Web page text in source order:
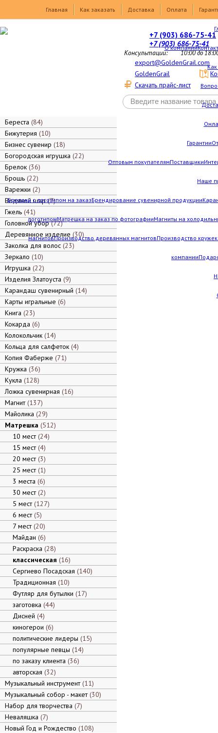
Главная
Как заказать Доставка Оплата
О компании
Как
Гарантии
Оптовым покупателямПоставщики
Наше
Брелоки с логотипом на заказБрендирование сувенирной продукции
логотипомМатрешка на заказ по фотографииМагниты на
магнитовПроизводство деревянных магнитовПроизводство
компании
+7 (903) 686-75-41
+7 (903) 686-75-41
Консультации: 10:00 до
export@GoldenGrail.com
GoldenGrail
Скачать прайс-лист
Береста 84
Бижутерия 10
Бизнес сувенир 18
Богородская игрушка 22
Брелок 36
Брошь 22
Варежки 2
Водяной шар 7
Гжель 41
Головной убор 72
Деревянное изделие 30
Заколка для волос 23
Зеркало 10
Игрушка 22
Изделия Златоуста 9
Карандаш сувенирный 14
Карты игральные 6
Книга 23
Кокарда 6
Колокольчик 14
Кольца для салфеток 4
Копия Фаберже 71
Кружка 36
Кукла 128
Ложка сувенирная 16
Магнит 137
Майолика 29
Матрешка 512
10 мест 24
15 мест 4
20 мест 3
25 мест 1
3 места 6
30 мест 2
5 мест 127
6 мест 5
7 мест 20
Майдан 6
Раскраска 28
классическая 16
Сергиево Посадская 140
Традиционная 10
Футляр для бутылки 17
заготовка 44
Дисней 4
киногерои 6
политические лидеры 15
популярные певцы 14
по заказу клиента 36
авторская 32
Музыкальный инструмент 11
Музыкальный собор - макет 30
Набор для творчества 7
Неваляшка 7
Новый Год и Рождество 108